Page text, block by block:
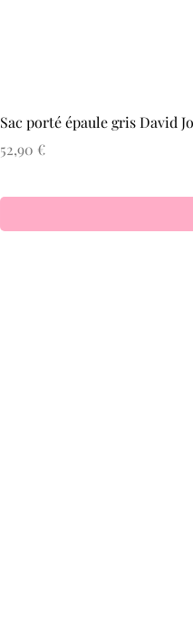
Sac porté épaule gris David
Prix
52,90 €